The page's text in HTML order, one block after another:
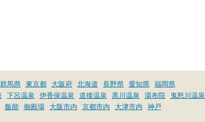
群馬県 東京都 大阪府 北海道 長野県 愛知県
福岡県
下呂温泉 伊香保温泉 道後温泉 黒川温泉 湯布院
鬼怒川温泉
飯能 御殿場 大阪市内 京都市内 大津市内
神戸